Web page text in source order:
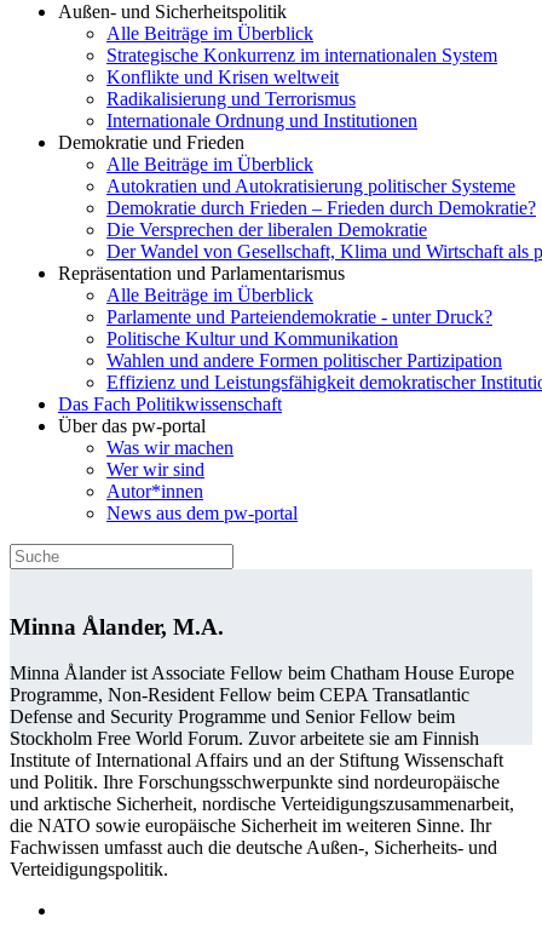
Außen- und Sicherheitspolitik
Alle Beiträge im Überblick
Strategische Konkurrenz im internationalen System
Konflikte und Krisen weltweit
Radikalisierung und Terrorismus
Internationale Ordnung und Institutionen
Demokratie und Frieden
Alle Beiträge im Überblick
Autokratien und Autokratisierung politischer Systeme
Demokratie durch Frieden – Frieden durch Demokratie?
Die Versprechen der liberalen Demokratie
Der Wandel von Gesellschaft, Klima und Wirtschaft als
Repräsentation und Parlamentarismus
Alle Beiträge im Überblick
Parlamente und Parteiendemokratie - unter Druck?
Politische Kultur und Kommunikation
Wahlen und andere Formen politischer Partizipation
Effizienz und Leistungsfähigkeit demokratischer
Das Fach Politikwissenschaft
Über das pw-portal
Was wir machen
Wer wir sind
Autor*innen
News aus dem pw-portal
Minna Ålander, M.A.
Minna Ålander ist Associate Fellow beim Chatham House Europe
Programme, Non-Resident Fellow beim CEPA Transatlantic
Defense and Security Programme und Senior Fellow beim
Stockholm Free World Forum. Zuvor arbeitete sie am Finnish
Institute of International Affairs und an der Stiftung Wissenschaft
und Politik. Ihre Forschungsschwerpunkte sind nordeuropäische
und arktische Sicherheit, nordische Verteidigungszusammenarbeit,
die NATO sowie europäische Sicherheit im weiteren Sinne. Ihr
Fachwissen umfasst auch die deutsche Außen-, Sicherheits- und
Verteidigungspolitik.